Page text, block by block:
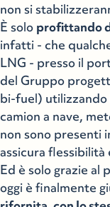
non si
È solo profittando
infatti - che
LNG - presso il
del Gruppo
bi-fuel) utilizzando
camion a nave,
non sono presenti
assicura
Ed è solo grazie al
oggi è finalmente